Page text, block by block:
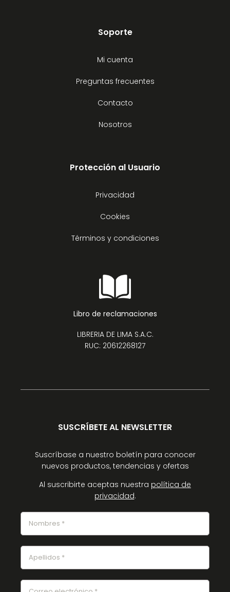
Soporte
Mi cuenta
Preguntas frecuentes
Contacto
Nosotros
Protección al Usuario
Privacidad
Cookies
Términos y condiciones
Libro de reclamaciones
LIBRERIA DE LIMA S.A.C.
RUC: 20612268127
SUSCRÍBETE AL NEWSLETTER
Suscríbase a nuestro boletín para conocer
nuevos productos, tendencias y ofertas
Al suscribirte aceptas nuestra política de
privacidad.